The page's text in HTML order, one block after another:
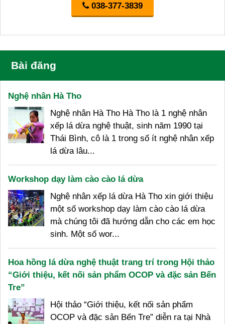
038-377-3839
Bài đăng
Nghệ nhân Hà Tho
Nghệ nhân Hà Tho Hà Tho là 1 nghệ nhân
xếp lá dừa nghệ thuật, sinh năm 1990 tại
Thái Bình, cô là 1 trong số ít nghệ nhân xếp
lá dừa lâu...
Workshop dạy làm cào cào lá dừa
Nghệ nhân xếp lá dừa Hà Tho xin giới thiệu
một số workshop dạy làm cào cào lá dừa
mà chúng tôi đã hướng dẫn cho các em học
sinh. Một số wor...
Hoa hồng lá dừa nghệ thuật trang trí trong Hội thảo
“Giới thiệu, kết nối sản phẩm OCOP và đặc sản Bến
Tre”
Hội thảo “Giới thiệu, kết nối sản phẩm
OCOP và đặc sản Bến Tre” diễn ra tại Nhà